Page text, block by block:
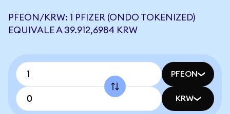
PFEON/KRW: 1 PFIZER (ONDO TOKENIZED)
EQUIVALE A 39.912,6984 KRW
PFEON
KRW